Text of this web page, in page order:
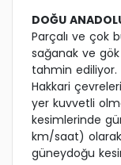
DOĞU
Parçalı ve çok
sağanak ve
tahmin ediliyor.
Hakkari
yer kuvvetli
kesimlerinde
km/saat)
güneydoğu